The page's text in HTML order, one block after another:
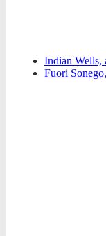
Indian Wells,
Fuori